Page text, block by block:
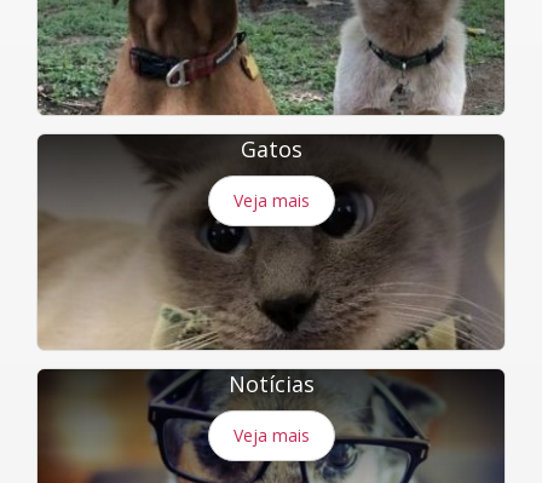
Gatos
Veja mais
Notícias
Veja mais